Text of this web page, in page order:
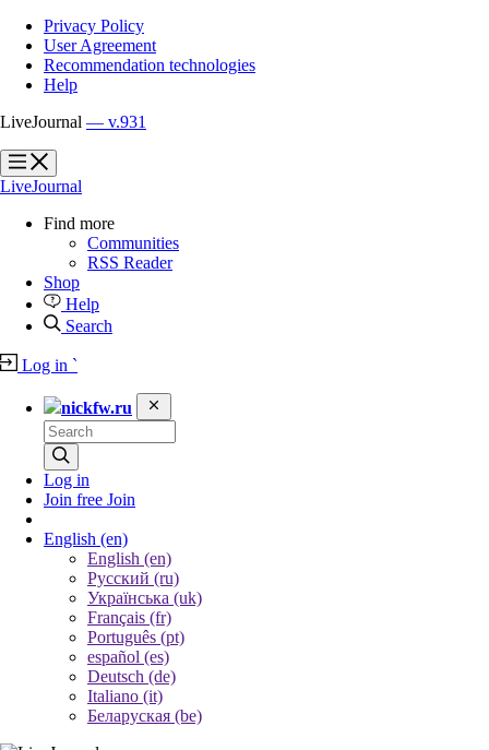
Privacy Policy
User Agreement
Recommendation technologies
Help
LiveJournal — v.931
?
?
LiveJournal
Find more
Communities
RSS Reader
Shop
Help
Search
Log in `
nickfw.ru
Log in
Join free Join
English (en)
English (en)
Русский (ru)
Українська (uk)
Français (fr)
Português (pt)
español (es)
Deutsch (de)
Italiano (it)
Беларуская (be)